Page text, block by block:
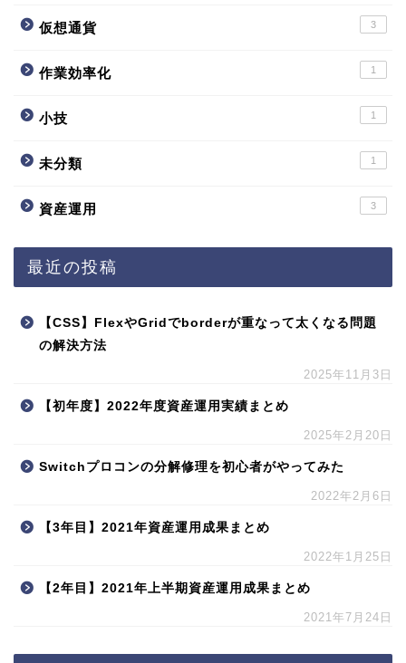
仮想通貨 3
作業効率化 1
小技 1
未分類 1
資産運用 3
最近の投稿
【CSS】FlexやGridでborderが重なって太くなる問題
の解決方法
2025年11月3日
【初年度】2022年度資産運用実績まとめ
2025年2月20日
Switchプロコンの分解修理を初心者がやってみた
2022年2月6日
【3年目】2021年資産運用成果まとめ
2022年1月25日
【2年目】2021年上半期資産運用成果まとめ
2021年7月24日